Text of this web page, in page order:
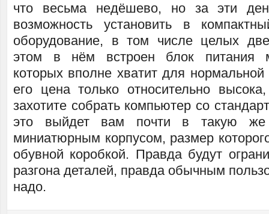
что весьма недёшево, но за эти
возможность установить в
оборудование, в том числе целых
этом в нём встроен блок питания
которых вполне хватит для
его цена только относительно
захотите собрать компьютер со
это выйдет вам почти в такую
миниатюрным корпусом, размер
обувной коробкой. Правда будут
разгона деталей, правда обычным
надо.